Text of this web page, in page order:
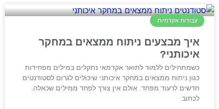
עבודות אקדמיות
איך מבצעים ניתוח ממצאים במחקר
איכותני?
כשמתחילים ללמוד לתואר אקדמאי נתקלים במילים מפחידות
כגון ניתוח ממצאים במחקר איכותני שיכולים לגרום לסטודנטים
חדשים לרעוד מפחד. אולם אין צורך לפחד ממילים שכאלה.
לכתוב